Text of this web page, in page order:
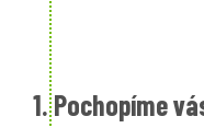
1. Pochopíme